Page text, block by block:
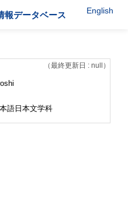
報データベース English
（最終更新日 : null）
語日本文学科